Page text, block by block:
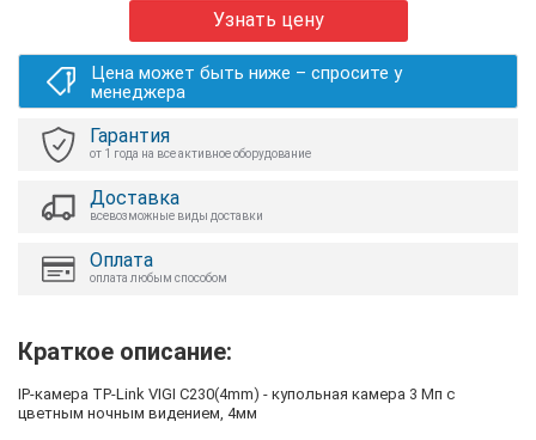
Узнать цену
Цена может быть ниже – спросите у
менеджера
Гарантия
от 1 года на все активное оборудование
Доставка
всевозможные виды доставки
Оплата
оплата любым способом
Краткое описание:
IP-камера TP-Link VIGI C230(4mm) - купольная камера 3 Мп с
цветным ночным видением, 4мм